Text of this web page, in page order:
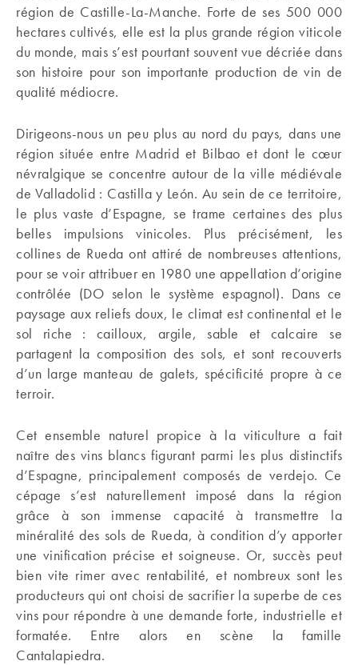
région de Castille-La-Manche. Forte de ses 500 000
hectares cultivés, elle est la plus grande région viticole
du monde, mais s’est pourtant souvent vue décriée dans
son histoire pour son importante production de vin de
qualité médiocre.
Dirigeons-nous un peu plus au nord du pays, dans une
région située entre Madrid et Bilbao et dont le cœur
névralgique se concentre autour de la ville médiévale
de Valladolid : Castilla y León. Au sein de ce territoire,
le plus vaste d’Espagne, se trame certaines des plus
belles impulsions vinicoles. Plus précisément, les
collines de Rueda ont attiré de nombreuses attentions,
pour se voir attribuer en 1980 une appellation d’origine
contrôlée (DO selon le système espagnol). Dans ce
paysage aux reliefs doux, le climat est continental et le
sol riche : cailloux, argile, sable et calcaire se
partagent la composition des sols, et sont recouverts
d’un large manteau de galets, spécificité propre à ce
terroir.
Cet ensemble naturel propice à la viticulture a fait
naître des vins blancs figurant parmi les plus distinctifs
d’Espagne, principalement composés de verdejo. Ce
cépage s’est naturellement imposé dans la région
grâce à son immense capacité à transmettre la
minéralité des sols de Rueda, à condition d’y apporter
une vinification précise et soigneuse. Or, succès peut
bien vite rimer avec rentabilité, et nombreux sont les
producteurs qui ont choisi de sacrifier la superbe de ces
vins pour répondre à une demande forte, industrielle et
formatée. Entre alors en scène la famille
Cantalapiedra.